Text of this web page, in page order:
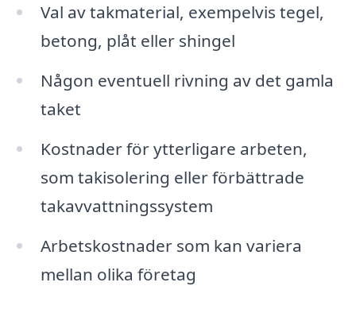
Val av takmaterial, exempelvis tegel,
betong, plåt eller shingel
Någon eventuell rivning av det gamla
taket
Kostnader för ytterligare arbeten,
som takisolering eller förbättrade
takavvattningssystem
Arbetskostnader som kan variera
mellan olika företag